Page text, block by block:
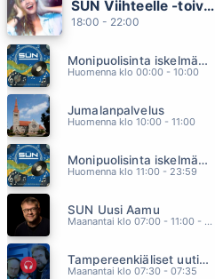
MONEY FOR NOTHING
AUTIOTALO
HAAVEMAA
MAAILMA ILMAN SUA
SUN Viihteelle -toivekonsertti
18:00 - 22:00
Monipuolisinta iskelmää ja parasta poppia
Huomenna klo 00:00 - 10:00
Jumalanpalvelus
Huomenna klo 10:00 - 11:00
Monipuolisinta iskelmää ja parasta poppia
Huomenna klo 11:00 - 23:59
SUN Uusi Aamu
Maanantai klo 07:00 - 11:00 - Studiossa: Kimmo Hoivassilta
Tampereenkiäliset uutiset
Maanantai klo 07:30 - 07:35